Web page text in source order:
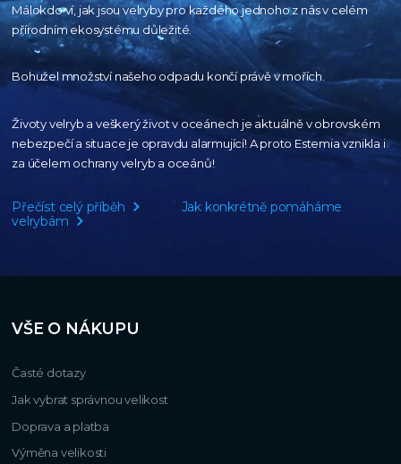
Málokdo ví, jak jsou velryby pro každéhojednoho z nás v celém
přírodnímekosystému důležité.
Bohužel množství našeho odpadu končí právě v mořích.
Životy velryb a veškerý život v oceánech je aktuálněv obrovském
nebezpečí a situace je opravdu alarmující! A proto Estemia vznikla i
za účelem ochrany velryb a oceánů!
Přečíst celý příběh
Jak konkrétně pomáháme
velrybám
VŠE O NÁKUPU
Časté dotazy
Jak vybrat správnou velikost
Doprava a platba
Výměna velikosti